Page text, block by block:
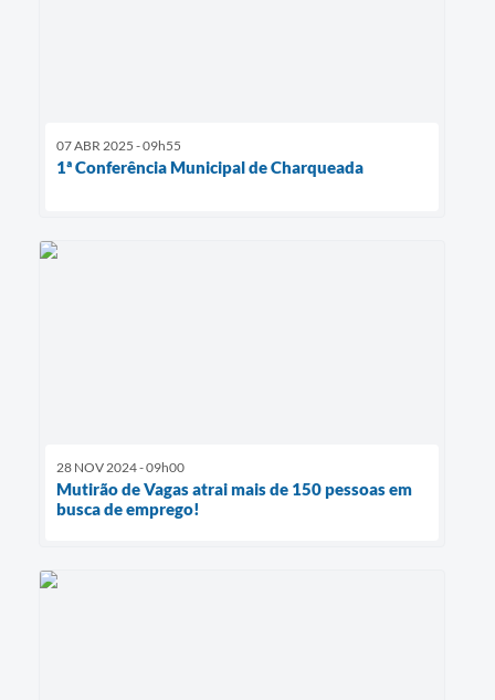
07 ABR 2025 - 09h55
1ª Conferência Municipal de Charqueada
28 NOV 2024 - 09h00
Mutirão de Vagas atrai mais de 150 pessoas em
busca de emprego!